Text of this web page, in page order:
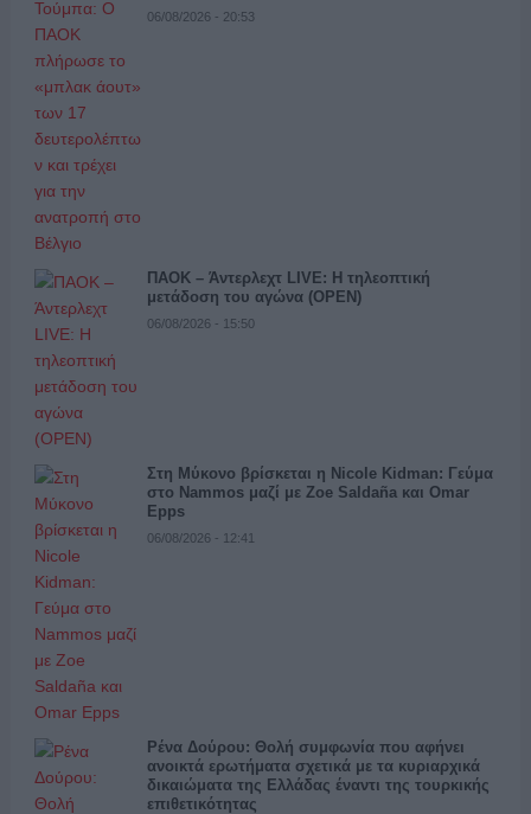
06/08/2026 - 20:53
ΠΑΟΚ – Άντερλεχτ LIVE: Η τηλεοπτική
μετάδοση του αγώνα (OPEN)
06/08/2026 - 15:50
Στη Μύκονο βρίσκεται η Nicole Kidman: Γεύμα
στο Nammos μαζί με Zoe Saldaña και Omar
Epps
06/08/2026 - 12:41
Ρένα Δούρου: Θολή συμφωνία που αφήνει
ανοικτά ερωτήματα σχετικά με τα κυριαρχικά
δικαιώματα της Ελλάδας έναντι της τουρκικής
επιθετικότητας